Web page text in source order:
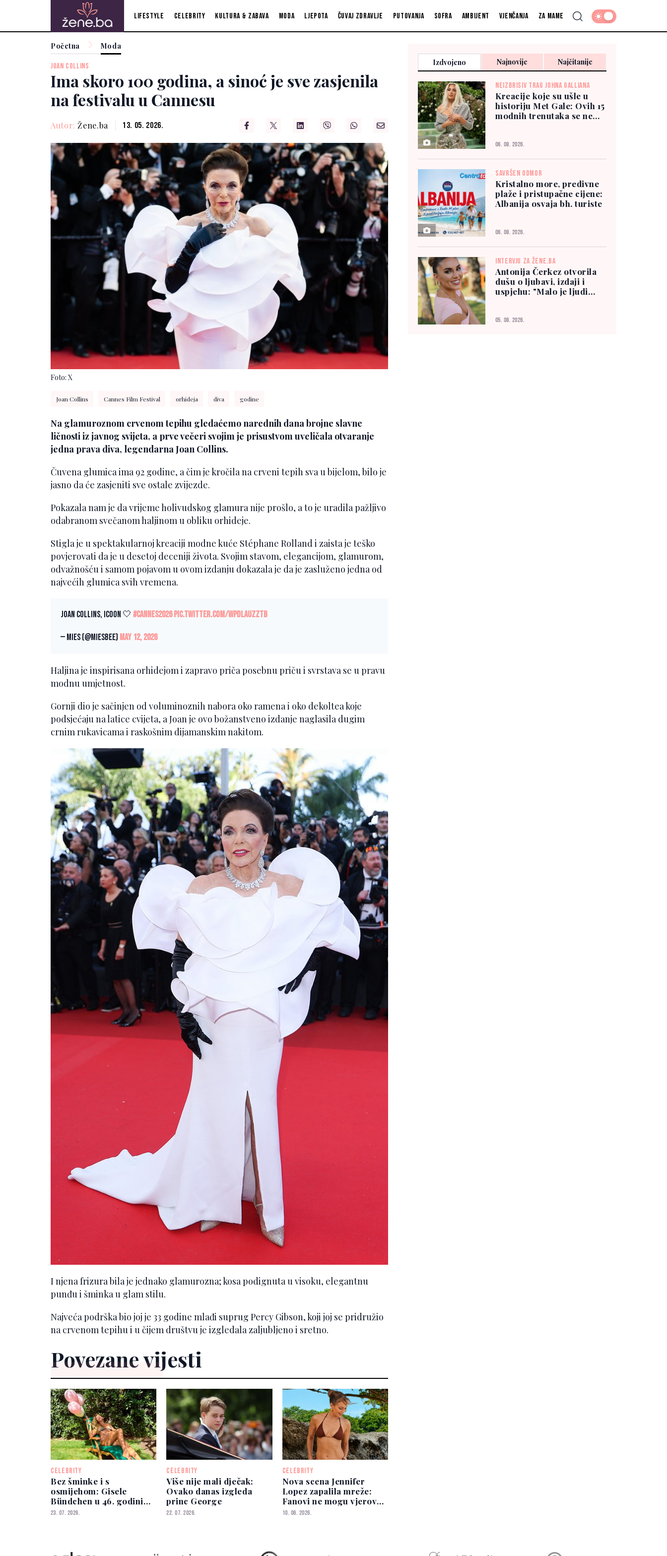
Lifestyle Celebrity Kultura & zabava Moda Ljepota Čuvaj zdravlje Putovanja Sofra Ambijent Vjenčanja Za mame
Početna Moda
JOAN COLLINS
Ima skoro 100 godina, a sinoć je sve zasjenila
na festivalu u Cannesu
Autor: Žene.ba 13. 05. 2026.
Foto: X
Joan Collins Cannes Film Festival orhideja diva godine
Na glamuroznom crvenom tepihu gledaćemo narednih dana brojne slavne
ličnosti iz javnog svijeta, a prve večeri svojim je prisustvom uveličala otvaranje
jedna prava diva, legendarna Joan Collins.
Čuvena glumica ima 92 godine, a čim je kročila na crveni tepih sva u bijelom, bilo je
jasno da će zasjeniti sve ostale zvijezde.
Pokazala nam je da vrijeme holivudskog glamura nije prošlo, a to je uradila pažljivo
odabranom svečanom haljinom u obliku orhideje.
Stigla je u spektakularnoj kreaciji modne kuće Stéphane Rolland i zaista je teško
povjerovati da je u desetoj deceniji života. Svojim stavom, elegancijom, glamurom,
odvažnošću i samom pojavom u ovom izdanju dokazala je da je zasluženo jedna od
najvećih glumica svih vremena.
Joan Collins, icoon 🤍 #cannes2026pic.twitter.com/wPdlaUZzTb
— Mies (@MiesBee) May 12, 2026
Haljina je inspirisana orhidejom i zapravo priča posebnu priču i svrstava se u pravu
modnu umjetnost.
Gornji dio je sačinjen od voluminoznih nabora oko ramena i oko dekoltea koje
podsjećaju na latice cvijeta, a Joan je ovo božanstveno izdanje naglasila dugim
crnim rukavicama i raskošnim dijamanskim nakitom.
I njena frizura bila je jednako glamurozna; kosa podignuta u visoku, elegantnu
punđu i šminka u glam stilu.
Najveća podrška bio joj je 33 godine mlađi suprug Percy Gibson, koji joj se pridružio
na crvenom tepihu i u čijem društvu je izgledala zaljubljeno i sretno.
Povezane vijesti
CELEBRITY
Bez šminke i s
osmijehom: Gisele
Bündchen u 46. godini
izgleda bolje nego ikad
23. 07. 2026.
CELEBRITY
Više nije mali dječak:
Ovako danas izgleda
princ George
22. 07. 2026.
CELEBRITY
Nova scena Jennifer
Lopez zapalila mreže:
Fanovi ne mogu vjerovati
da ima 56 godina
10. 06. 2026.
Izdvojeno Najnovije Najčitanije
NEIZBRISIV TRAG JOHNA GALLIANA
Kreacije koje su ušle u
historiju Met Gale: Ovih 15
modnih trenutaka se ne
06. 08. 2026.
SAVRŠEN ODMOR
Kristalno more, predivne
plaže i pristupačne cijene:
Albanija osvaja bh. turiste
06. 08. 2026.
INTERVJU ZA ŽENE.BA
Antonija Čerkez otvorila
dušu o ljubavi, izdaji i
uspjehu: "Malo je ljudi
05. 08. 2026.